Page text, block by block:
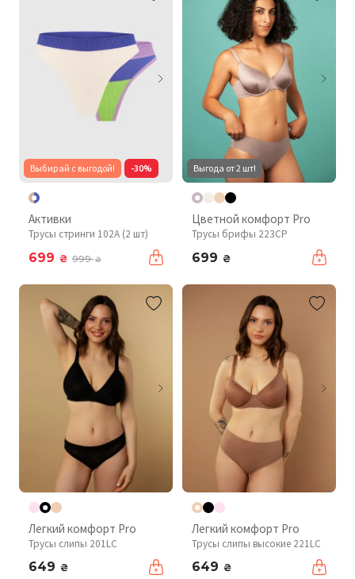
Выбирай с выгодой! -30%
Активки
Трусы стринги 102A (2 шт)
699 ₴ 999₴
Выгода от 2 шт!
Цветной комфорт Pro
Трусы брифы 223CP
699 ₴
Легкий комфорт Pro
Трусы слипы 201LC
649 ₴
Легкий комфорт Pro
Трусы слипы высокие 221LC
649 ₴